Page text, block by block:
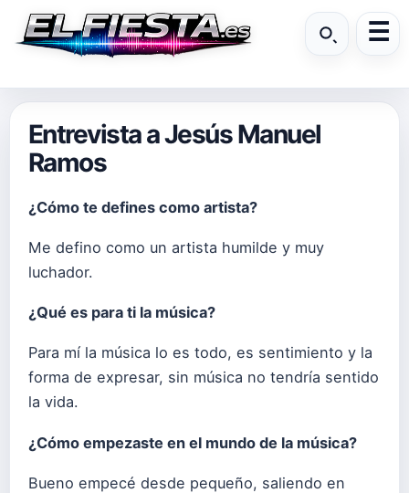
Entrevista a Jesús Manuel
Ramos
¿Cómo te defines como artista?
Me defino como un artista humilde y muy
luchador.
¿Qué es para ti la música?
Para mí la música lo es todo, es sentimiento y la
forma de expresar, sin música no tendría sentido
la vida.
¿Cómo empezaste en el mundo de la música?
Bueno empecé desde pequeño, saliendo en